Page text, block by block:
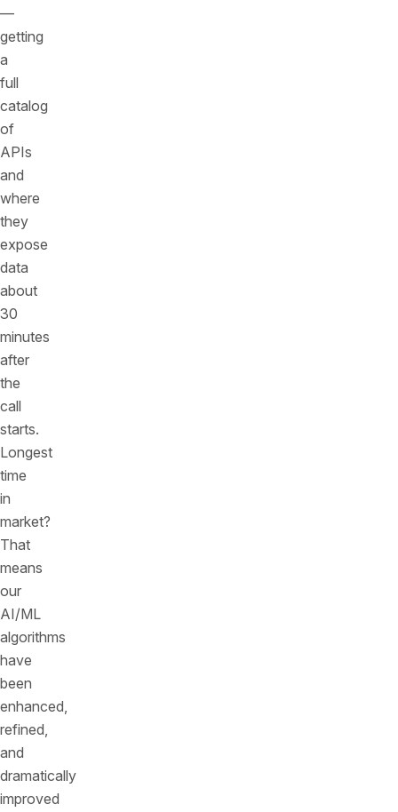
—
getting
a
full
catalog
of
APIs
and
where
they
expose
data
about
30
minutes
after
the
call
starts.
Longest
time
in
market?
That
means
our
AI/ML
algorithms
have
been
enhanced,
refined,
and
dramatically
improved